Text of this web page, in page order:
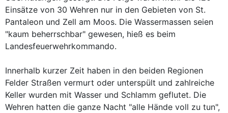
Einsätze von 30 Wehren nur in den Gebieten von St.
Pantaleon und Zell am Moos. Die Wassermassen seien
"kaum beherrschbar" gewesen, hieß es beim
Landesfeuerwehrkommando.
Innerhalb kurzer Zeit haben in den beiden Regionen
Felder Straßen vermurt oder unterspült und zahlreiche
Keller wurden mit Wasser und Schlamm geflutet. Die
Wehren hatten die ganze Nacht "alle Hände voll zu tun",